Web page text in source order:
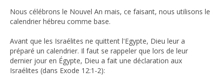
Nous célébrons le Nouvel An mais, ce faisant, nous utilisons le
calendrier hébreu comme base.
Avant que les Israélites ne quittent l'Egypte, Dieu leur a
préparé un calendrier. Il faut se rappeler que lors de leur
dernier jour en Égypte, Dieu a fait une déclaration aux
Israélites (dans Exode 12:1-2):